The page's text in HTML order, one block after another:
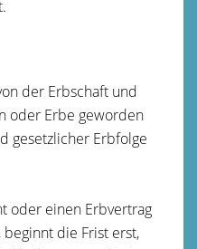
der Erbschaft und
oder Erbe geworden
gesetzlicher Erbfolge
oder einen Erbvertrag
die Frist erst,